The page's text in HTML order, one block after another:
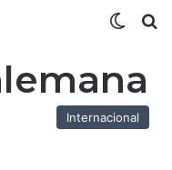
Internacional